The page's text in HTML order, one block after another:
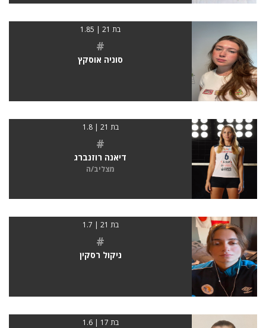
בת 21 | 1.85
#
סוניה אוסקץ
בת 21 | 1.8
#
דיאנה רוזנברג
מצליב/ה
בת 21 | 1.7
#
ניקול רסקין
בת 17 | 1.6